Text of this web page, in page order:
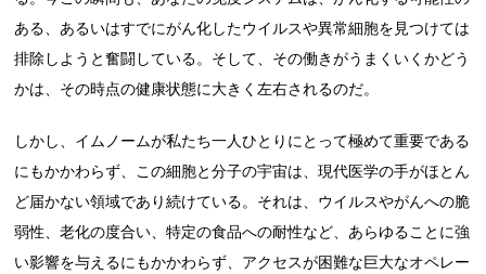
ある、あるいはすでにがん化したウイルスや異常細胞を見つけては
排除しようと奮闘している。そして、その働きがうまくいくかどう
かは、その時点の健康状態に大きく左右されるのだ。
しかし、イムノームが私たち一人ひとりにとって極めて重要である
にもかかわらず、この細胞と分子の宇宙は、現代医学の手がほとん
ど届かない領域であり続けている。それは、ウイルスやがんへの脆
弱性、老化の度合い、特定の食品への耐性など、あらゆることに強
い影響を与えるにもかかわらず、アクセスが困難な巨大なオペレー